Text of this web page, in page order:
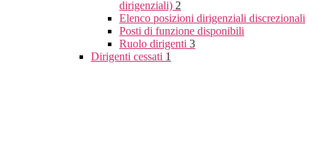
dirigenziali) 2
Elenco posizioni dirigenziali discrezionali
Posti di funzione disponibili
Ruolo dirigenti 3
Dirigenti cessati 1